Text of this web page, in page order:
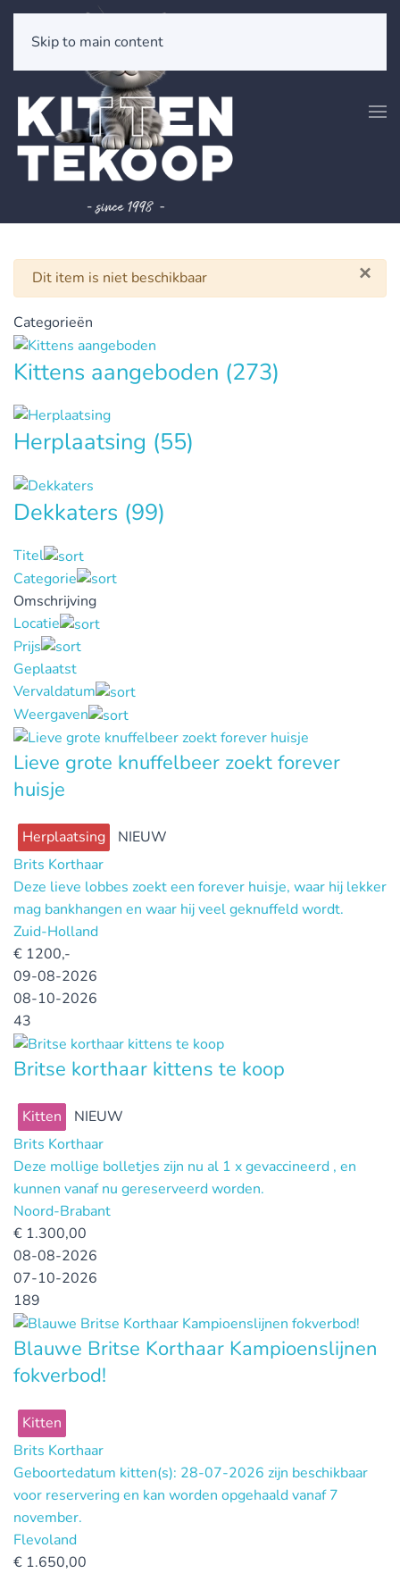
Skip to main content
×
Waarschuwing
Dit item is niet beschikbaar
Categorieën
Kittens aangeboden (273)
Herplaatsing (55)
Dekkaters (99)
Titel
Categorie
Omschrijving
Locatie
Prijs
Geplaatst
Vervaldatum
Weergaven
Lieve grote knuffelbeer zoekt forever
huisje
Herplaatsing
NIEUW
Brits Korthaar
Deze lieve lobbes zoekt een forever huisje, waar hij lekker
mag bankhangen en waar hij veel geknuffeld wordt.
Zuid-Holland
€ 1200,-
09-08-2026
08-10-2026
43
Britse korthaar kittens te koop
Kitten
NIEUW
Brits Korthaar
Deze mollige bolletjes zijn nu al 1 x gevaccineerd , en
kunnen vanaf nu gereserveerd worden.
Noord-Brabant
€ 1.300,00
08-08-2026
07-10-2026
189
Blauwe Britse Korthaar Kampioenslijnen
fokverbod!
Kitten
Brits Korthaar
Geboortedatum kitten(s): 28-07-2026 zijn beschikbaar
voor reservering en kan worden opgehaald vanaf 7
november.
Flevoland
€ 1.650,00